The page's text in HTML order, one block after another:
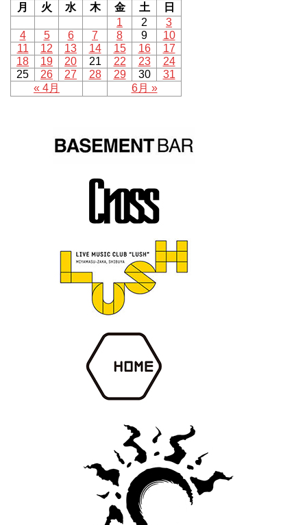
月
火 水 木 金 土
日
1
2
3
4
5 6 7 8 9
10
11
12 13 14 15 16
17
18
19 20 21 22 23
24
25
26 27 28 29 30
31
« 4月
6月 »